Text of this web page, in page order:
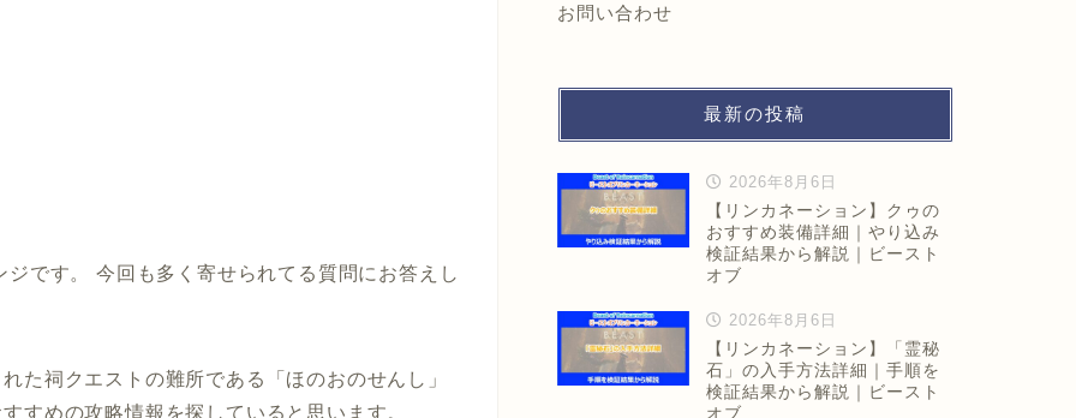
です。 今回も多く寄せられてる質問にお答えし
た祠クエストの難所である「ほのおのせんし」
すめの攻略情報を探していると思います。
お問い合わせ
最新の投稿
2026年8月6日
【リンカネーション】クゥの
おすすめ装備詳細｜やり込み
検証結果から解説｜ビースト
オブ
2026年8月6日
【リンカネーション】「霊秘
石」の入手方法詳細｜手順を
検証結果から解説｜ビースト
オブ